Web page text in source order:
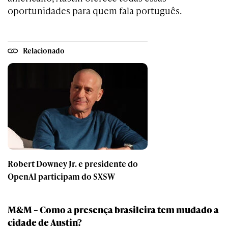
oportunidades para quem fala português.
Relacionado
Robert Downey Jr. e presidente do
OpenAI participam do SXSW
M&M – Como a presença brasileira tem mudado a
cidade de Austin?